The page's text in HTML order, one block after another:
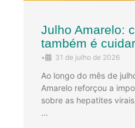
Julho Amarelo:
também é
• 31 de julho de 2026
Ao longo do mês de
Amarelo reforçou a
sobre as hepatites
…